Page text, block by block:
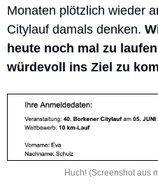
Monaten plötzlich wieder
Citylauf damals denken.
heute noch mal zu
würdevoll ins Ziel zu
Huch! (Screenshot aus